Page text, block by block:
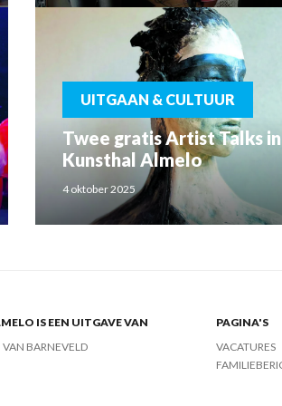
UITGAAN & CULTUUR
Twee gratis Artist Talks in
Kunsthal Almelo
4 oktober 2025
IS EEN UITGAVE VAN
VAN BARNEVELD
PAGINA'S
VACATURES